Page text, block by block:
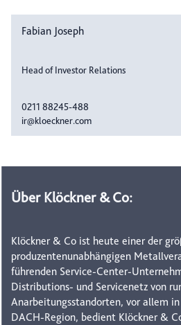
Fabian Joseph
Head of Investor Relations
0211 88245-488
ir@kloeckner.com
Über Klöckner & Co:
Klöckner & Co ist heute einer der
produzentenunabhängigen
führenden Service-Center-
Distributions- und Servicenetz von
Anarbeitungsstandorten, vor allem
DACH-Region, bedient Klöckner &